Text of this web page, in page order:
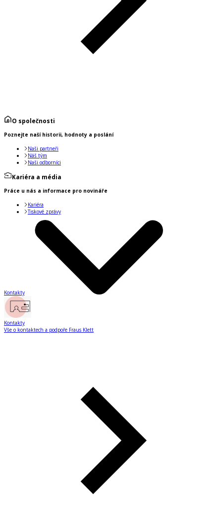
O společnosti
Poznejte naší historii, hodnoty a poslání
Naši partneři
Náš tým
Naši odborníci
Kariéra a média
Práce u nás a informace pro novináře
Kariéra
Tiskové zprávy
Kontakty
Kontakty
Vše o kontaktech a podpoře Fraus Klett